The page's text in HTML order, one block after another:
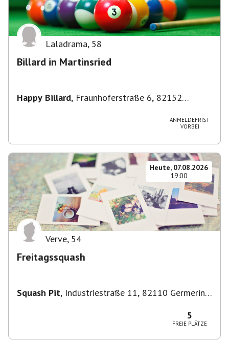
Laladrama, 58
Billard in Martinsried
Happy Billard, Fraunhoferstraße 6, 82152
ANMELDEFRIST
VORBEI
Heute, 07.08.2026
19:00
Verve, 54
Freitagssquash
Squash Pit, Industriestraße 11, 82110 Germering,
5
FREIE PLÄTZE